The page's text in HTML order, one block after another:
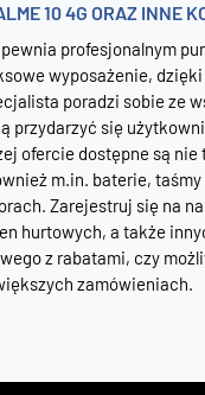
10 4G ORAZ INNE
profesjonalnym
wyposażenie,
poradzi sobie ze
przydarzyć się
ofercie dostępne są nie
m.in. baterie,
Zarejestruj się na
hurtowych, a także
z rabatami, czy
zamówieniach.